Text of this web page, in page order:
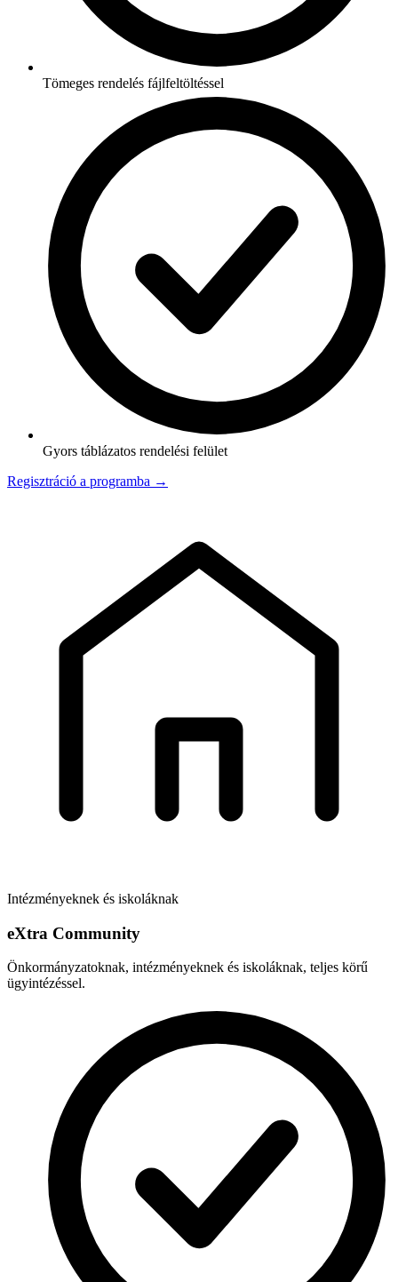
Tömeges rendelés fájlfeltöltéssel
Gyors táblázatos rendelési felület
Regisztráció a programba →
Intézményeknek és iskoláknak
eXtra Community
Önkormányzatoknak, intézményeknek és iskoláknak, teljes körű
ügyintézéssel.